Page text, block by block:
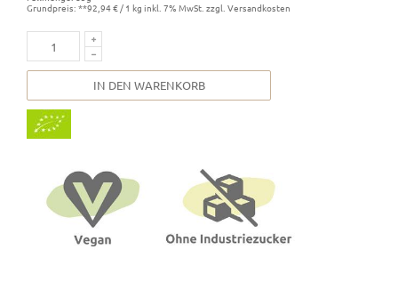
Grundpreis: **92,94 € / 1 kg inkl. 7% MwSt. zzgl. Versandkosten
IN DEN WARENKORB